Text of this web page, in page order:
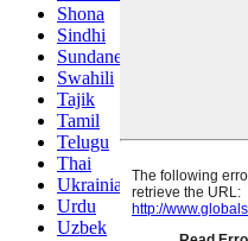
Shona
Sindhi
Sundanese
Swahili
Tajik
Tamil
Telugu
Thai
Ukrainian
Urdu
Uzbek